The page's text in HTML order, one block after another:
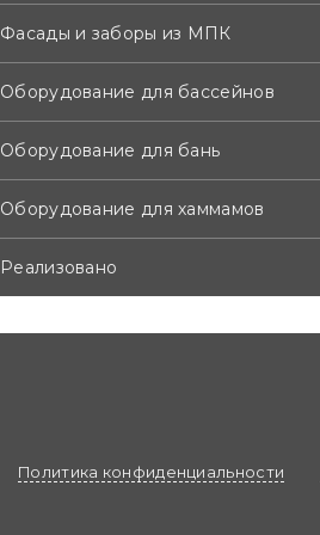
Фасады и заборы из МПК
Оборудование для бассейнов
Оборудование для бань
Оборудование для хаммамов
Реализовано
Политика конфиденциальности